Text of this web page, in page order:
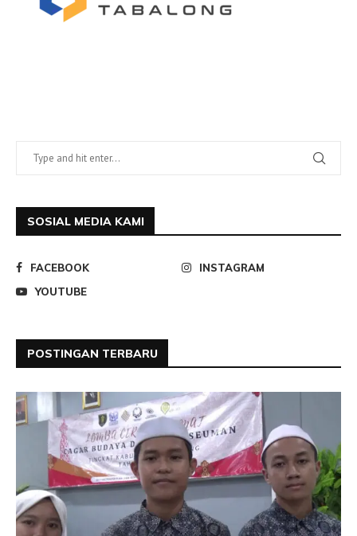
SOSIAL MEDIA KAMI
FACEBOOK
INSTAGRAM
YOUTUBE
POSTINGAN TERBARU